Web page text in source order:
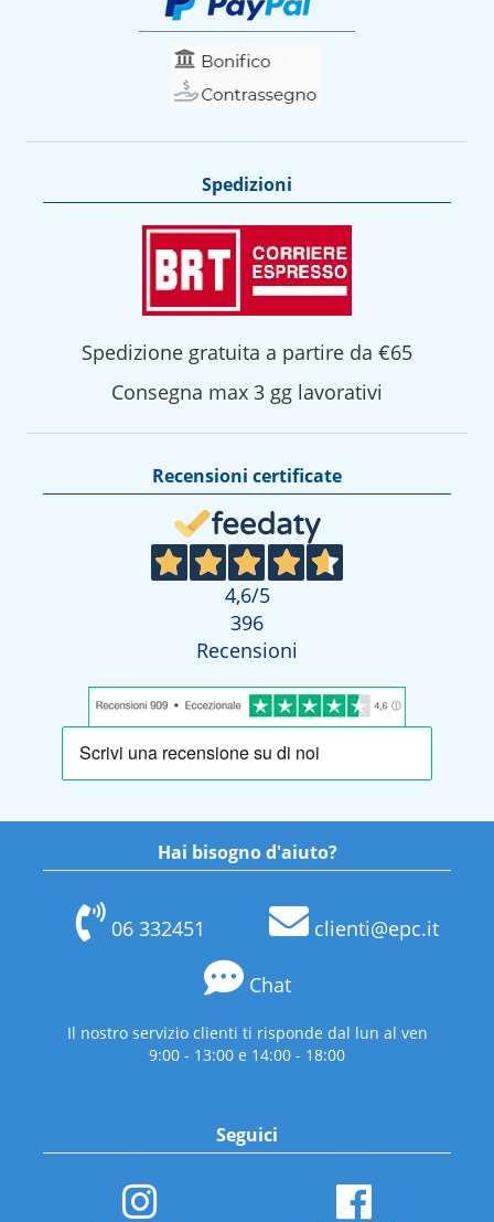
Spedizioni
Spedizione gratuita a partire da €65
Consegna max 3 gg lavorativi
Recensioni certificate
4,6/5
396
Recensioni
Hai bisogno d'aiuto?
06 332451 clienti@epc.it
Chat
Il nostro servizio clienti ti risponde dal lun al ven
9:00 - 13:00 e 14:00 - 18:00
Seguici